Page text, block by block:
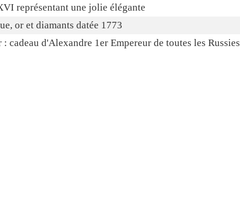
représentant une jolie élégante
or et diamants datée 1773
cadeau d'Alexandre 1er Empereur de toutes les Russies